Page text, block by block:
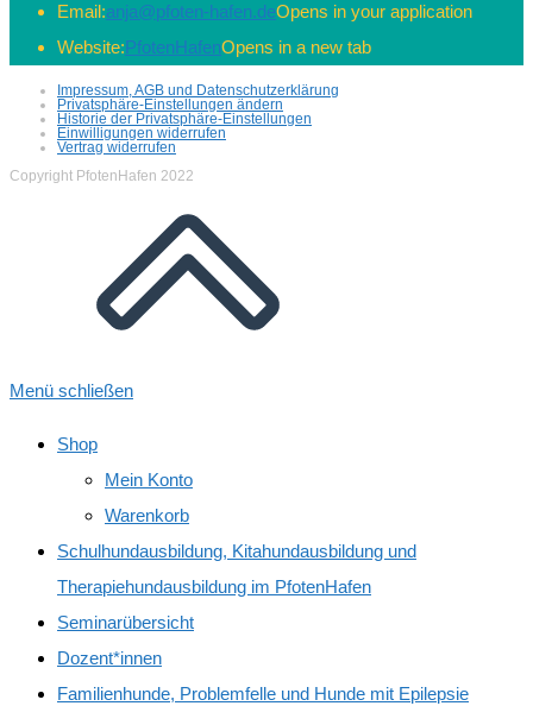
Email:anja@pfoten-hafen.deOpens in your application
Website:PfotenHafenOpens in a new tab
Impressum, AGB und Datenschutzerklärung
Privatsphäre-Einstellungen ändern
Historie der Privatsphäre-Einstellungen
Einwilligungen widerrufen
Vertrag widerrufen
Copyright PfotenHafen 2022
Menü schließen
Shop
Mein Konto
Warenkorb
Schulhundausbildung, Kitahundausbildung und
Therapiehundausbildung im PfotenHafen
Seminarübersicht
Dozent*innen
Familienhunde, Problemfelle und Hunde mit Epilepsie